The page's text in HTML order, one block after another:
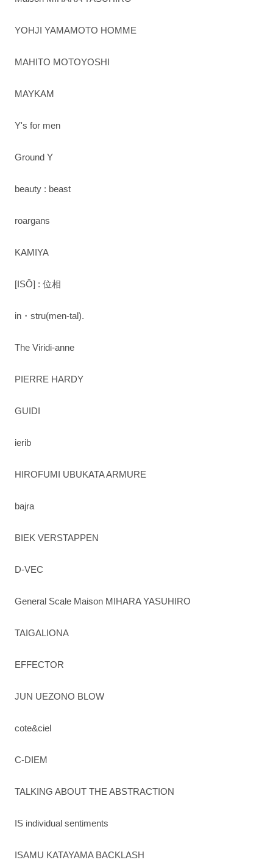
YOHJI YAMAMOTO HOMME
MAHITO MOTOYOSHI
MAYKAM
Y's for men
Ground Y
beauty : beast
roargans
KAMIYA
[ISŌ] : 位相
in・stru(men-tal).
The Viridi-anne
PIERRE HARDY
GUIDI
ierib
HIROFUMI UBUKATA ARMURE
bajra
BIEK VERSTAPPEN
D-VEC
General Scale Maison MIHARA YASUHIRO
TAIGALIONA
EFFECTOR
JUN UEZONO BLOW
cote&ciel
C-DIEM
TALKING ABOUT THE ABSTRACTION
IS individual sentiments
ISAMU KATAYAMA BACKLASH